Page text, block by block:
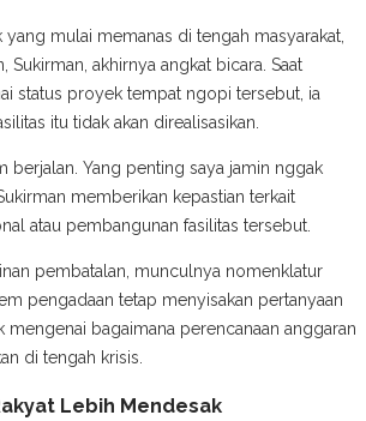
mulai memanas di tengah masyarakat,
Sukirman, akhirnya angkat bicara. Saat
status proyek tempat ngopi tersebut, ia
itu tidak akan direalisasikan.
berjalan. Yang penting saya jamin nggak
memberikan kepastian terkait
atau pembangunan fasilitas tersebut.
pembatalan, munculnya nomenklatur
pengadaan tetap menyisakan pertanyaan
mengenai bagaimana perencanaan anggaran
di tengah krisis.
Lebih Mendesak